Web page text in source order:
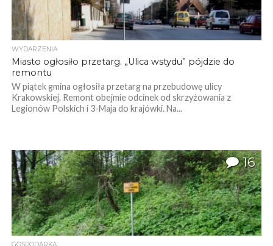
WYDARZENIA
Miasto ogłosiło przetarg. „Ulica wstydu” pójdzie do
remontu
W piątek gmina ogłosiła przetarg na przebudowę ulicy
Krakowskiej. Remont obejmie odcinek od skrzyżowania z
Legionów Polskich i 3-Maja do krajówki. Na...
16